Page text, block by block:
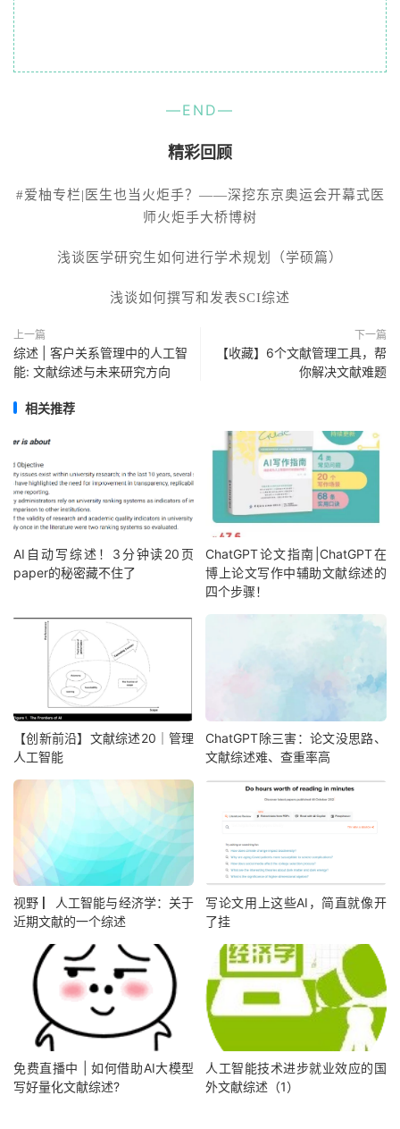
—END—
精彩回顾
#爱柚专栏|医生也当火炬手？——深挖东京奥运会开幕式医
师火炬手大桥博树
浅谈医学研究生如何进行学术规划（学硕篇）
浅谈如何撰写和发表SCI综述
上一篇
综述 | 客户关系管理中的人工智
能: 文献综述与未来研究方向
下一篇
【收藏】6个文献管理工具，帮
你解决文献难题
相关推荐
AI自动写综述！3分钟读20页
paper的秘密藏不住了
ChatGPT论文指南|ChatGPT在
博上论文写作中辅助文献综述的
四个步骤！
【创新前沿】文献综述20｜管理
人工智能
ChatGPT除三害：论文没思路、
文献综述难、查重率高
视野 ▏人工智能与经济学：关于
近期文献的一个综述
写论文用上这些AI，简直就像开
了挂
免费直播中 | 如何借助AI大模型
写好量化文献综述?
人工智能技术进步就业效应的国
外文献综述（1）